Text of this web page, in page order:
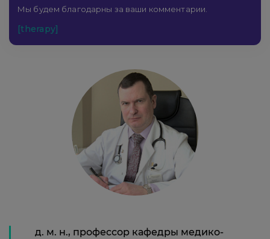
Мы будем благодарны за ваши комментарии.
[therapy]
д. м. н., профессор кафедры медико-